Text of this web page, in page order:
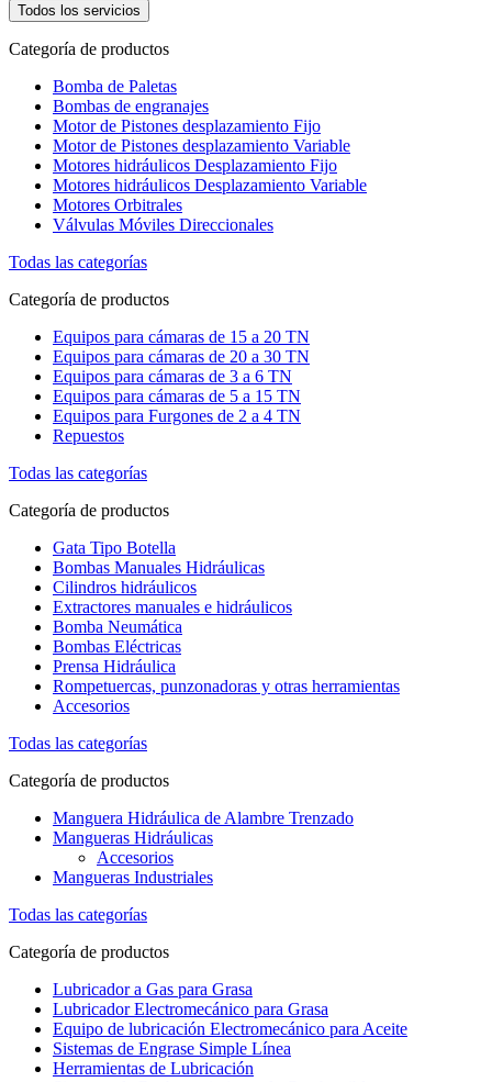
Todos los servicios
Categoría de productos
Bomba de Paletas
Bombas de engranajes
Motor de Pistones desplazamiento Fijo
Motor de Pistones desplazamiento Variable
Motores hidráulicos Desplazamiento Fijo
Motores hidráulicos Desplazamiento Variable
Motores Orbitrales
Válvulas Móviles Direccionales
Todas las categorías
Categoría de productos
Equipos para cámaras de 15 a 20 TN
Equipos para cámaras de 20 a 30 TN
Equipos para cámaras de 3 a 6 TN
Equipos para cámaras de 5 a 15 TN
Equipos para Furgones de 2 a 4 TN
Repuestos
Todas las categorías
Categoría de productos
Gata Tipo Botella
Bombas Manuales Hidráulicas
Cilindros hidráulicos
Extractores manuales e hidráulicos
Bomba Neumática
Bombas Eléctricas
Prensa Hidráulica
Rompetuercas, punzonadoras y otras herramientas
Accesorios
Todas las categorías
Categoría de productos
Manguera Hidráulica de Alambre Trenzado
Mangueras Hidráulicas
Accesorios
Mangueras Industriales
Todas las categorías
Categoría de productos
Lubricador a Gas para Grasa
Lubricador Electromecánico para Grasa
Equipo de lubricación Electromecánico para Aceite
Sistemas de Engrase Simple Línea
Herramientas de Lubricación